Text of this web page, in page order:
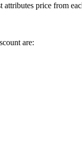
price from
are: